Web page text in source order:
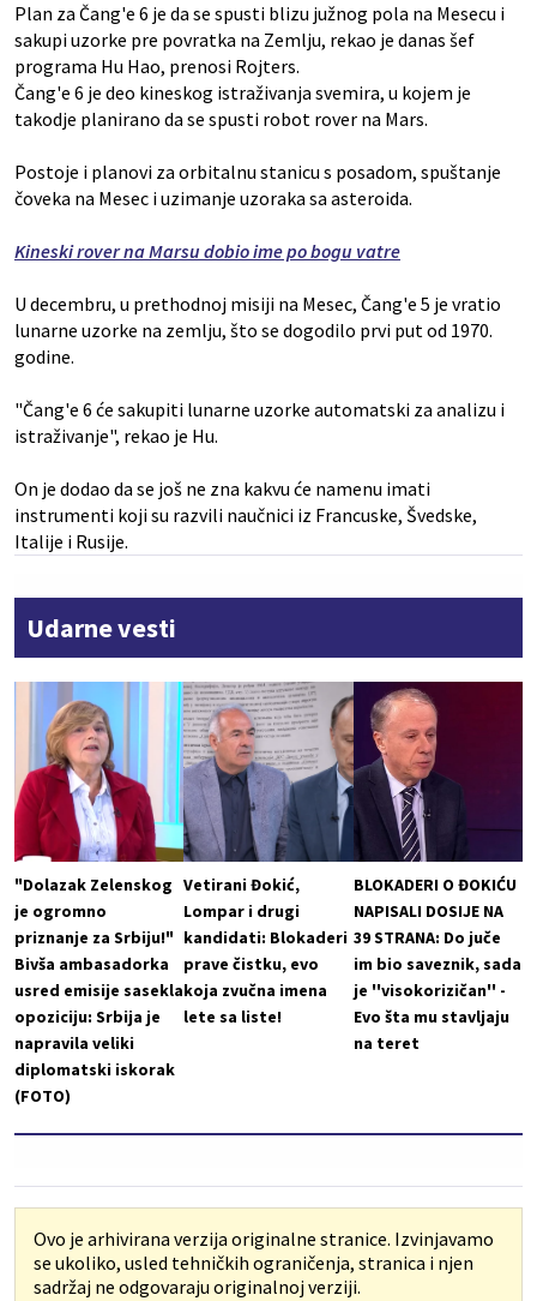
Plan za Čang'e 6 je da se spusti blizu južnog pola na Mesecu i
sakupi uzorke pre povratka na Zemlju, rekao je danas šef
programa Hu Hao, prenosi Rojters.
Čang'e 6 je deo kineskog istraživanja svemira, u kojem je
takodje planirano da se spusti robot rover na Mars.
Postoje i planovi za orbitalnu stanicu s posadom, spuštanje
čoveka na Mesec i uzimanje uzoraka sa asteroida.
Kineski rover na Marsu dobio ime po bogu vatre
U decembru, u prethodnoj misiji na Mesec, Čang'e 5 je vratio
lunarne uzorke na zemlju, što se dogodilo prvi put od 1970.
godine.
"Čang'e 6 će sakupiti lunarne uzorke automatski za analizu i
istraživanje", rekao je Hu.
On je dodao da se još ne zna kakvu će namenu imati
instrumenti koji su razvili naučnici iz Francuske, Švedske,
Italije i Rusije.
Udarne vesti
"Dolazak Zelenskog
je ogromno
priznanje za Srbiju!"
Bivša ambasadorka
usred emisije sasekla
opoziciju: Srbija je
napravila veliki
diplomatski iskorak
(FOTO)
Vetirani Đokić,
Lompar i drugi
kandidati: Blokaderi
prave čistku, evo
koja zvučna imena
lete sa liste!
BLOKADERI O ĐOKIĆU
NAPISALI DOSIJE NA
39 STRANA: Do juče
im bio saveznik, sada
je ''visokorizičan'' -
Evo šta mu stavljaju
na teret
Ovo je arhivirana verzija originalne stranice. Izvinjavamo
se ukoliko, usled tehničkih ograničenja, stranica i njen
sadržaj ne odgovaraju originalnoj verziji.